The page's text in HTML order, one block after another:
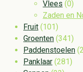
Vlees (0)
Zaden en
Fruit (101)
Groenten (341)
Paddenstoelen
Panklaar (281)